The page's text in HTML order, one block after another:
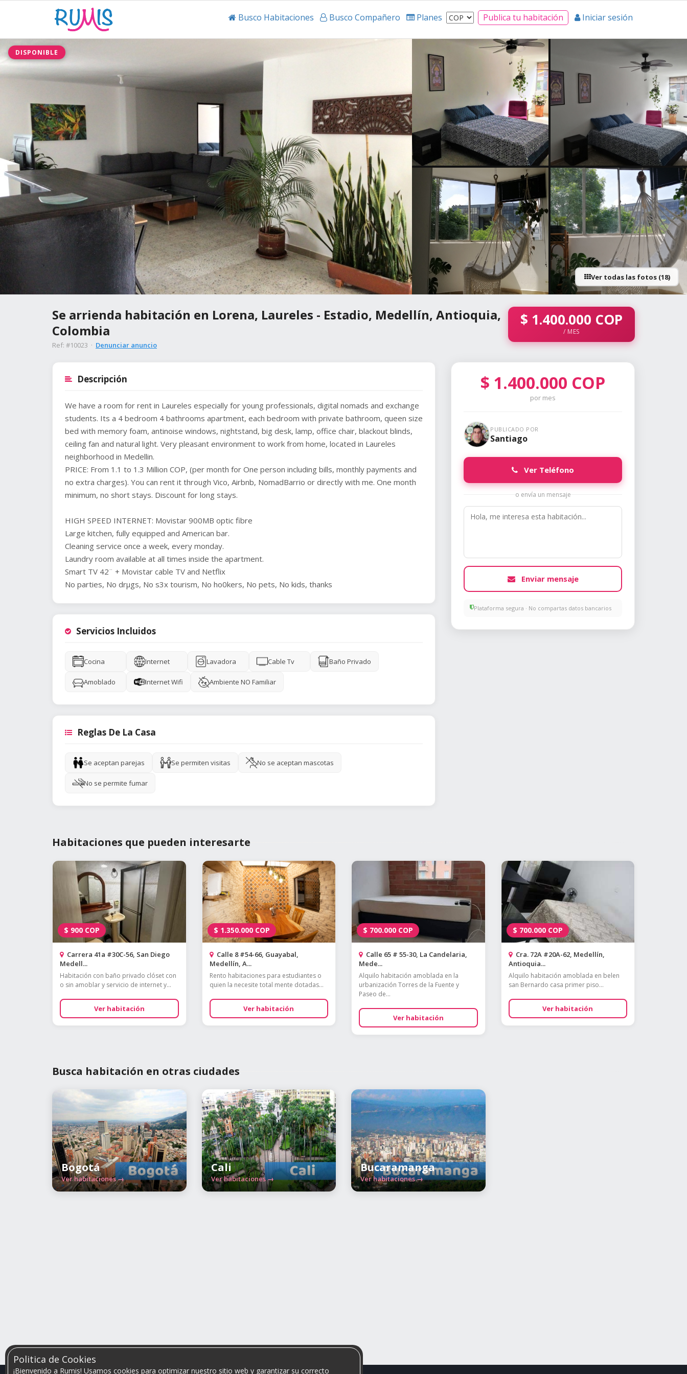
Busco Habitaciones Busco Compañero Planes Publica tu habitación Iniciar sesión
DISPONIBLE
Ver todas las fotos (18)
Se arrienda habitación en Lorena, Laureles - Estadio, Medellín, Antioquia,
Colombia
Ref: #10023 · Denunciar anuncio
$ 1.400.000 COP
/ MES
Descripción
We have a room for rent in Laureles especially for young professionals, digital nomads and exchange
students. Its a 4 bedroom 4 bathrooms apartment, each bedroom with private bathroom, queen size
bed with memory foam, antinoise windows, nightstand, big desk, lamp, office chair, blackout blinds,
ceiling fan and natural light. Very pleasant environment to work from home, located in Laureles
neighborhood in Medellin.
PRICE: From 1.1 to 1.3 Million COP, (per month for One person including bills, monthly payments and
no extra charges). You can rent it through Vico, Airbnb, NomadBarrio or directly with me. One month
minimum, no short stays. Discount for long stays.
HIGH SPEED INTERNET: Movistar 900MB optic fibre
Large kitchen, fully equipped and American bar.
Cleaning service once a week, every monday.
Laundry room available at all times inside the apartment.
Smart TV 42¨ + Movistar cable TV and Netflix
No parties, No drµgs, No s3x tourism, No ho0kers, No pets, No kids, thanks
Servicios Incluidos
Cocina Internet Lavadora Cable Tv Baño Privado
Amoblado Internet Wifi Ambiente NO Familiar
Reglas De La Casa
Se aceptan parejas Se permiten visitas No se aceptan mascotas
No se permite fumar
$ 1.400.000 COP
por mes
PUBLICADO POR
Santiago
Ver Teléfono
o envía un mensaje
Enviar mensaje
Plataforma segura · No compartas datos bancarios
Habitaciones que pueden interesarte
$ 900 COP
Carrera 41a #30C-56, San Diego
Medell...
Habitación con baño privado clóset con
o sin amoblar y servicio de internet y...
Ver habitación
$ 1.350.000 COP
Calle 8 #54-66, Guayabal,
Medellín, A...
Rento habitaciones para estudiantes o
quien la necesite total mente dotadas...
Ver habitación
$ 700.000 COP
Calle 65 # 55-30, La Candelaria,
Mede...
Alquilo habitación amoblada en la
urbanización Torres de la Fuente y
Paseo de...
Ver habitación
$ 700.000 COP
Cra. 72A #20A-62, Medellín,
Antioquia...
Alquilo habitación amoblada en belen
san Bernardo casa primer piso...
Ver habitación
Busca habitación en otras ciudades
Bogotá
Ver habitaciones →
Cali
Ver habitaciones →
Bucaramanga
Ver habitaciones →
Politica de Cookies
¡Bienvenido a Rumis! Usamos cookies para optimizar nuestro sitio web y garantizar su correcto